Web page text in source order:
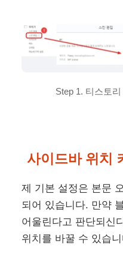
Step 1. 티스토
사이드바 위치
제 기본 설정은 본문
되어 있습니다. 만약
어울린다고 판단되신
위치를 바꿀 수 있습